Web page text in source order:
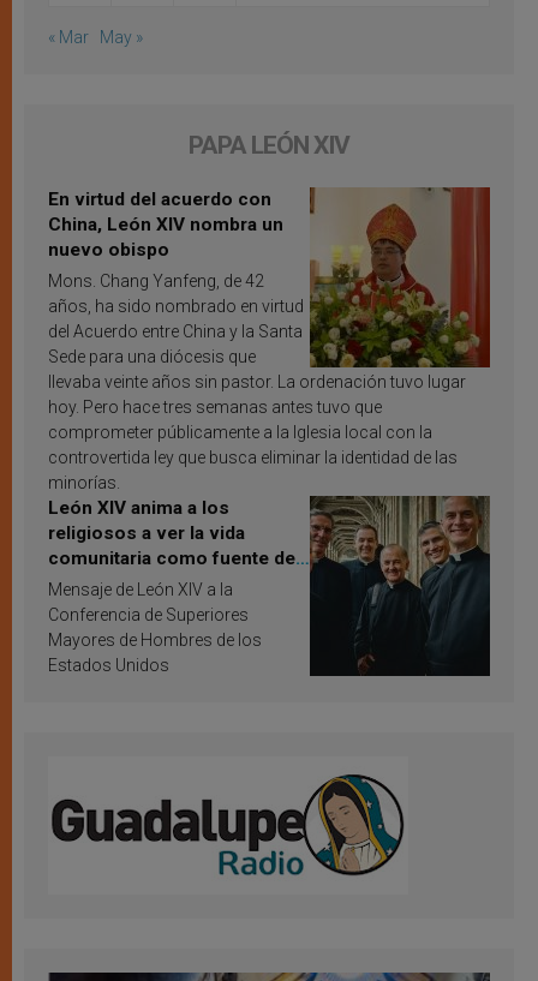
« Mar May »
PAPA LEÓN XIV
En virtud del acuerdo con
China, León XIV nombra un
nuevo obispo
Mons. Chang Yanfeng, de 42
años, ha sido nombrado en virtud
del Acuerdo entre China y la Santa
Sede para una diócesis que
llevaba veinte años sin pastor. La ordenación tuvo lugar
hoy. Pero hace tres semanas antes tuvo que
comprometer públicamente a la Iglesia local con la
controvertida ley que busca eliminar la identidad de las
minorías.
León XIV anima a los
religiosos a ver la vida
comunitaria como fuente de
inspiración y santificación
Mensaje de León XIV a la
Conferencia de Superiores
Mayores de Hombres de los
Estados Unidos